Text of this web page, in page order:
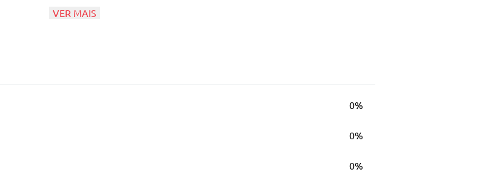
VER MAIS
0%
0%
0%